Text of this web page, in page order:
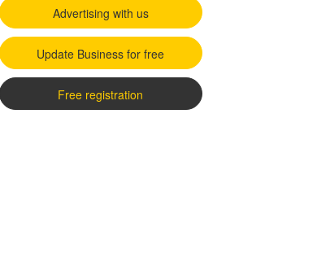
Advertising with us
Update Business for free
Free registration